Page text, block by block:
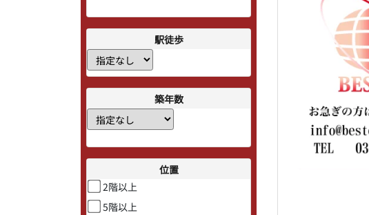
駅徒歩
築年数
位置
2階以上
5階以上